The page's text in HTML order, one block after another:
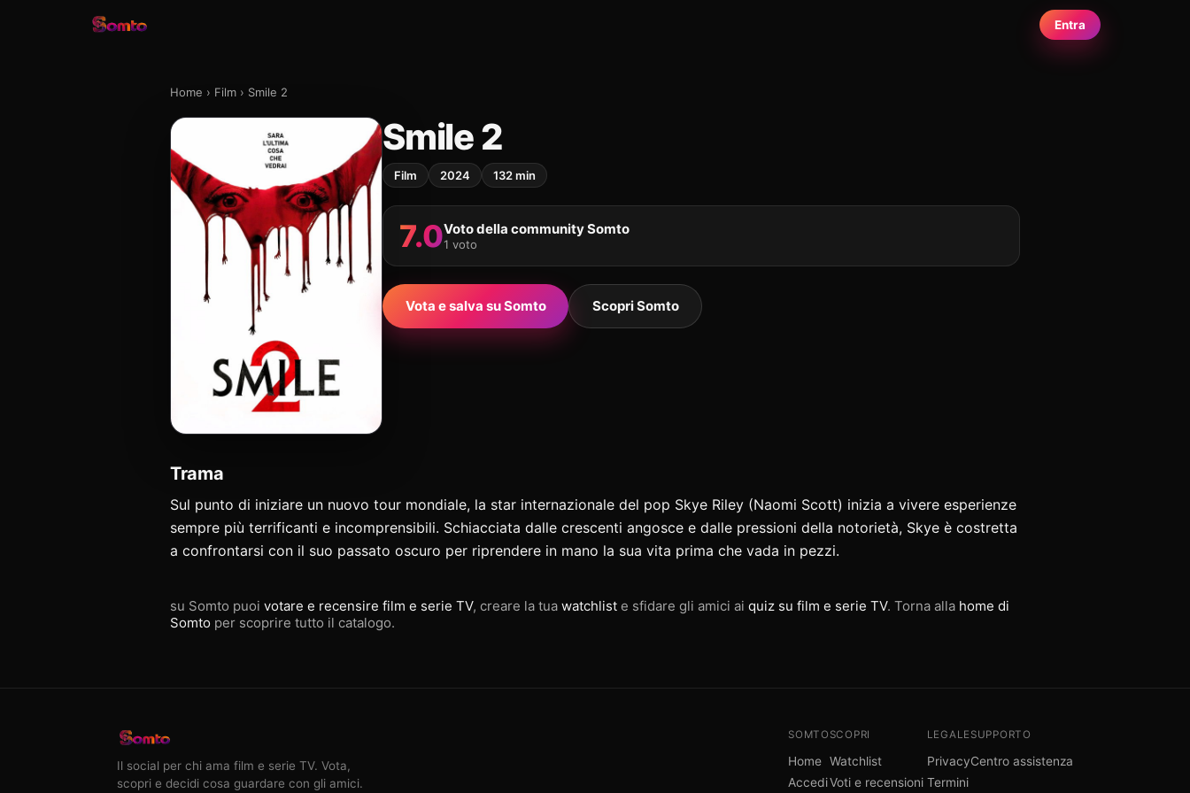
Entra
Home › Film › Smile 2
Smile 2
Film 2024 132 min
7.0Voto della community Somto
1 voto
Vota e salva su Somto Scopri Somto
Trama
Sul punto di iniziare un nuovo tour mondiale, la star internazionale del pop Skye Riley (Naomi Scott) inizia a vivere esperienze
sempre più terrificanti e incomprensibili. Schiacciata dalle crescenti angosce e dalle pressioni della notorietà, Skye è costretta
a confrontarsi con il suo passato oscuro per riprendere in mano la sua vita prima che vada in pezzi.
su Somto puoi votare e recensire film e serie TV, creare la tua watchlist e sfidare gli amici ai quiz su film e serie TV. Torna alla home di
Somto per scoprire tutto il catalogo.
Il social per chi ama film e serie TV. Vota,
scopri e decidi cosa guardare con gli amici.
SOMTO
Home
Accedi
SCOPRI
Watchlist
Voti e recensioni
LEGALE
Privacy
Termini
SUPPORTO
Centro assistenza